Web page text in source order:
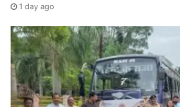
1 day ago